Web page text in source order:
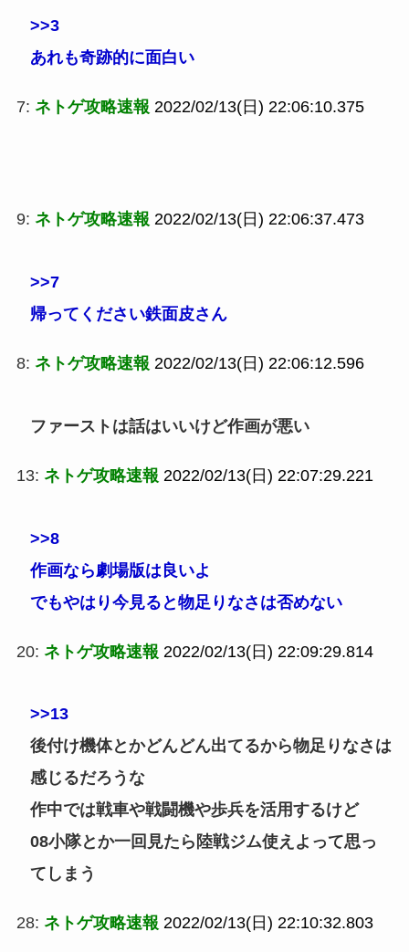
>>3
あれも奇跡的に面白い
7: ネトゲ攻略速報 2022/02/13(日) 22:06:10.375
9: ネトゲ攻略速報 2022/02/13(日) 22:06:37.473
>>7
帰ってください鉄面皮さん
8: ネトゲ攻略速報 2022/02/13(日) 22:06:12.596
ファーストは話はいいけど作画が悪い
13: ネトゲ攻略速報 2022/02/13(日) 22:07:29.221
>>8
作画なら劇場版は良いよ
でもやはり今見ると物足りなさは否めない
20: ネトゲ攻略速報 2022/02/13(日) 22:09:29.814
>>13
後付け機体とかどんどん出てるから物足りなさは
感じるだろうな
作中では戦車や戦闘機や歩兵を活用するけど
08小隊とか一回見たら陸戦ジム使えよって思っ
てしまう
28: ネトゲ攻略速報 2022/02/13(日) 22:10:32.803